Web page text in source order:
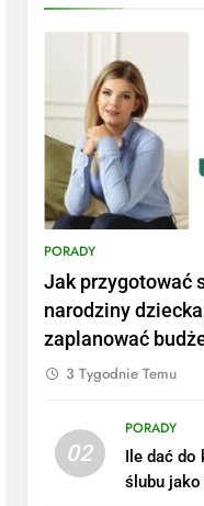
PORADY
Jak przygotować
narodziny
zaplanować
3 Tygodnie Temu
02
PORADY
Ile dać do
ślubu